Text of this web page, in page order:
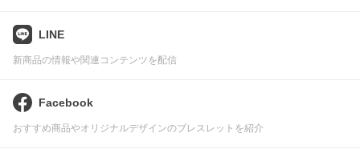
LINE
新商品の情報や関連コンテンツを配信
Facebook
おすすめ商品やオリジナルデザインのブレスレットを紹介